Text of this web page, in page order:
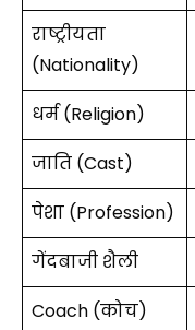
राष्ट्रीयता
(Nationality)
धर्म (Religion)
जाति (Cast)
पेशा (Profession)
गेंदबाजी शैली
Coach (कोच)